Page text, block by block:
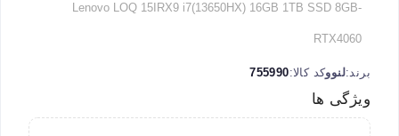
Lenovo LOQ 15IRX9 i7(13650HX) 16GB 1TB SSD 8GB-
RTX4060
برند:لنووکد کالا:755990
ویژگی ها